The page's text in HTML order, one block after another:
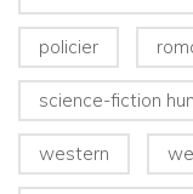
policier
science-fiction
western